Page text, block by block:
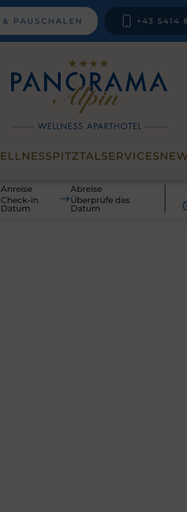
& PAUSCHALEN +43 5414
PITZTALSERVICES
Anreise
Check-in
Datum
Abreise
Überprüfe das
Datum